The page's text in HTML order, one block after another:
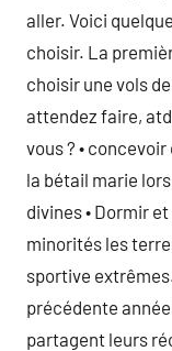
aller. Voici
choisir. La
choisir une vols
attendez faire,
vous ? •
la bétail marie
divines • Dormir
minorités les
sportive
précédente
partagent leurs